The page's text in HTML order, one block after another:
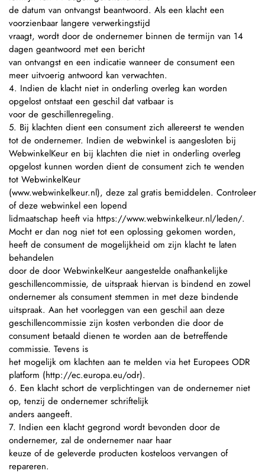
de datum van ontvangst beantwoord. Als een klacht een
voorzienbaar langere verwerkingstijd
vraagt, wordt door de ondernemer binnen de termijn van 14
dagen geantwoord met een bericht
van ontvangst en een indicatie wanneer de consument een
meer uitvoerig antwoord kan verwachten.
4. Indien de klacht niet in onderling overleg kan worden
opgelost ontstaat een geschil dat vatbaar is
voor de geschillenregeling.
5. Bij klachten dient een consument zich allereerst te wenden
tot de ondernemer. Indien de webwinkel is aangesloten bij
WebwinkelKeur en bij klachten die niet in onderling overleg
opgelost kunnen worden dient de consument zich te wenden
tot WebwinkelKeur
(www.webwinkelkeur.nl), deze zal gratis bemiddelen. Controleer
of deze webwinkel een lopend
lidmaatschap heeft via https://www.webwinkelkeur.nl/leden/.
Mocht er dan nog niet tot een oplossing gekomen worden,
heeft de consument de mogelijkheid om zijn klacht te laten
behandelen
door de door WebwinkelKeur aangestelde onafhankelijke
geschillencommissie, de uitspraak hiervan is bindend en zowel
ondernemer als consument stemmen in met deze bindende
uitspraak. Aan het voorleggen van een geschil aan deze
geschillencommissie zijn kosten verbonden die door de
consument betaald dienen te worden aan de betreffende
commissie. Tevens is
het mogelijk om klachten aan te melden via het Europees ODR
platform (http://ec.europa.eu/odr).
6. Een klacht schort de verplichtingen van de ondernemer niet
op, tenzij de ondernemer schriftelijk
anders aangeeft.
7. Indien een klacht gegrond wordt bevonden door de
ondernemer, zal de ondernemer naar haar
keuze of de geleverde producten kosteloos vervangen of
repareren.